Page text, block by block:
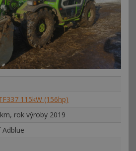
115kW (156hp)
rok výroby 2019
Adblue